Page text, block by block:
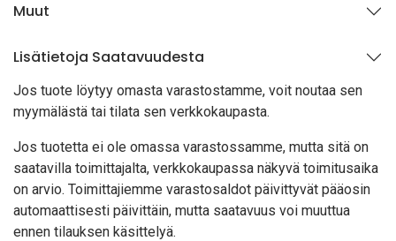
Muut
Lisätietoja Saatavuudesta
Jos tuote löytyy omasta varastostamme, voit noutaa sen
myymälästä tai tilata sen verkkokaupasta.
Jos tuotetta ei ole omassa varastossamme, mutta sitä on
saatavilla toimittajalta, verkkokaupassa näkyvä toimitusaika
on arvio. Toimittajiemme varastosaldot päivittyvät pääosin
automaattisesti päivittäin, mutta saatavuus voi muuttua
ennen tilauksen käsittelyä.